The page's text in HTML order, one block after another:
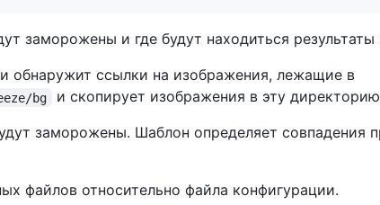
заморожены и где будут находиться результаты
обнаружит ссылки на изображения, лежащие в
bg
и скопирует изображения в эту
заморожены. Шаблон определяет совпадения
файлов относительно файла конфигурации.